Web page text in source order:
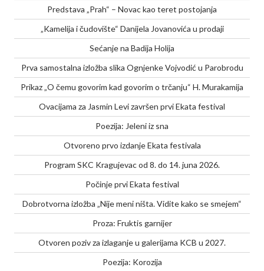
Predstava „Prah“ – Novac kao teret postojanja
„Kamelija i čudovište“ Danijela Jovanovića u prodaji
Sećanje na Badija Holija
Prva samostalna izložba slika Ognjenke Vojvodić u Parobrodu
Prikaz „O čemu govorim kad govorim o trčanju“ H. Murakamija
Ovacijama za Jasmin Levi završen prvi Ekata festival
Poezija: Jeleni iz sna
Otvoreno prvo izdanje Ekata festivala
Program SKC Kragujevac od 8. do 14. juna 2026.
Počinje prvi Ekata festival
Dobrotvorna izložba „Nije meni ništa. Vidite kako se smejem“
Proza: Fruktis garnijer
Otvoren poziv za izlaganje u galerijama KCB u 2027.
Poezija: Korozija